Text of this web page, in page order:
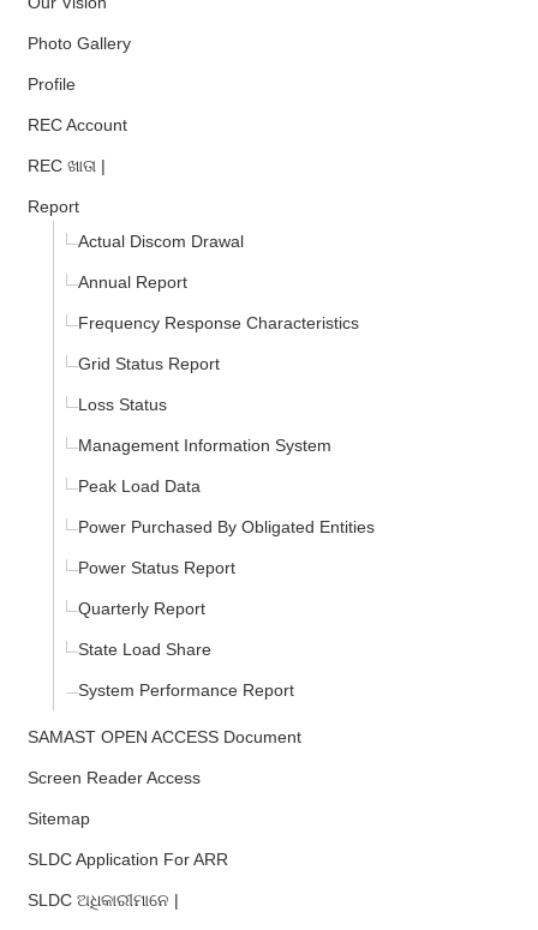
Photo Gallery
Profile
REC Account
REC ଖାତା |
Report
Actual Discom Drawal
Annual Report
Frequency Response Characteristics
Grid Status Report
Loss Status
Management Information System
Peak Load Data
Power Purchased By Obligated Entities
Power Status Report
Quarterly Report
State Load Share
System Performance Report
SAMAST OPEN ACCESS Document
Screen Reader Access
Sitemap
SLDC Application For ARR
SLDC ଅଧିକାରୀମାନେ |